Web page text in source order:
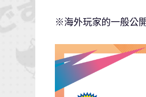
※海外玩家的一般公